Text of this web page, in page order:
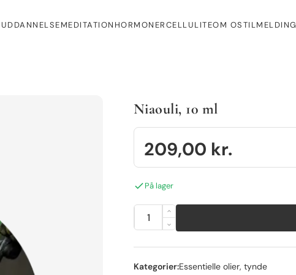
UDDANNELSEMEDITATION HORMONERCELLULITEOM OSTILMELDING
Niaouli, 10 ml
209,00 kr.
På lager
Kategorier:Essentielle olier, tynde